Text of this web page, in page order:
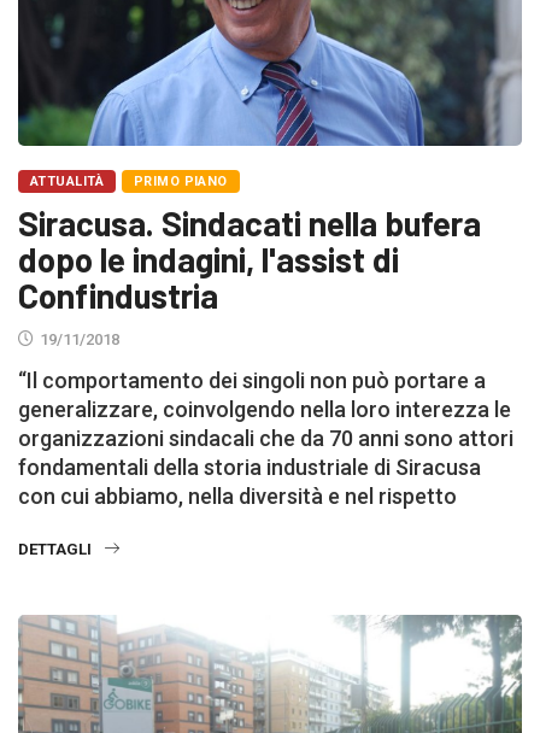
ATTUALITÀ PRIMO PIANO
Siracusa. Sindacati nella bufera
dopo le indagini, l'assist di
Confindustria
19/11/2018
“Il comportamento dei singoli non può portare a
generalizzare, coinvolgendo nella loro interezza le
organizzazioni sindacali che da 70 anni sono attori
fondamentali della storia industriale di Siracusa
con cui abbiamo, nella diversità e nel rispetto
DETTAGLI